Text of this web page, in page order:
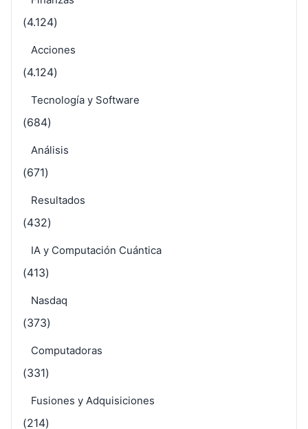
(4.124)
Acciones
(4.124)
Tecnología y Software
(684)
Análisis
(671)
Resultados
(432)
IA y Computación Cuántica
(413)
Nasdaq
(373)
Computadoras
(331)
Fusiones y Adquisiciones
(214)